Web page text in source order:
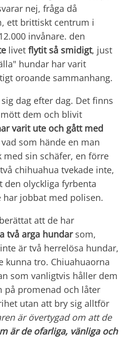
nej, fråga då
ett brittiskt centrum i
invånare. den
livet flytit så smidigt, just
hundar har varit
oroande sammanhang.
dag efter dag. Det finns
dem och blivit
varit ute och gått med
som hände en man
med sin schäfer, en förre
chihuahua tvekade inte,
den olyckliga fyrbenta
jobbat med polisen.
att de har
två arga hundarsom,
är två herrelösa hundar,
kunna tro. Chiuahuaorna
som vanligtvis håller dem
på promenad och låter
utan att bry sig alltför
är övertygad om att de
är de ofarliga, vänliga och